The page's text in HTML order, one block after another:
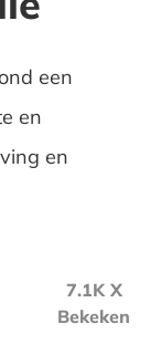
een
en
en
7.1K X
Bekeken